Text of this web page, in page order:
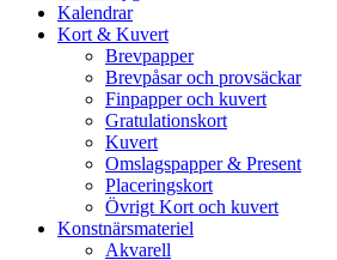
Kalendrar
Kort & Kuvert
Brevpapper
Brevpåsar och provsäckar
Finpapper och kuvert
Gratulationskort
Kuvert
Omslagspapper & Present
Placeringskort
Övrigt Kort och kuvert
Konstnärsmateriel
Akvarell